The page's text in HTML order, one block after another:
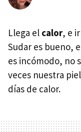
Llega el calor, e
Sudar es bueno,
es incómodo, no
veces nuestra
días de calor.